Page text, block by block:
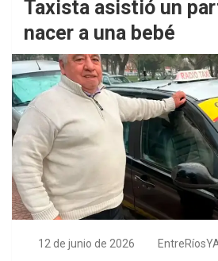
Taxista asistió un
nacer a una bebé
12 de junio de 2026